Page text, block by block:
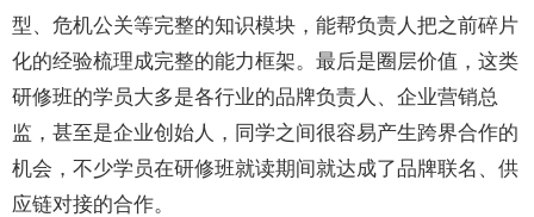
型、危机公关等完整的知识模块，能帮负责人把之前碎片
化的经验梳理成完整的能力框架。最后是圈层价值，这类
研修班的学员大多是各行业的品牌负责人、企业营销总
监，甚至是企业创始人，同学之间很容易产生跨界合作的
机会，不少学员在研修班就读期间就达成了品牌联名、供
应链对接的合作。